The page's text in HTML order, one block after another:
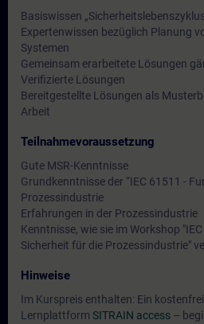
Basiswissen
Expertenwissen bezüglich Planung
Systemen
Gemeinsam erarbeitete Lösungen
Verifizierte Lösungen
Bereitgestellte Lösungen als
Arbeit
Teilnahmevoraussetzung
Gute MSR-Kenntnisse
Grundkenntnisse der “IEC 61511 -
Prozessindustrie
Erfahrungen in der Prozessindustrie
Kenntnisse, wie sie im Workshop
Sicherheit für die Prozessindustrie"
Hinweise
Im Kurspreis enthalten: Ein
Lernplattform SITRAIN access –